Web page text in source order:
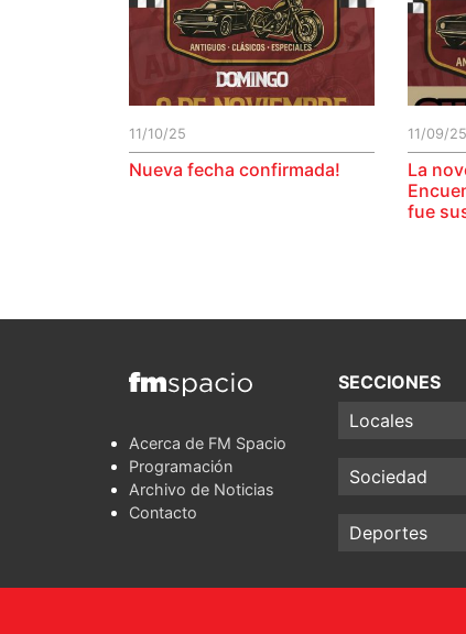
11/10/25
Nueva fecha confirmada!
11/09/25
La
fue
Acerca de FM Spacio
Programación
Archivo de Noticias
Contacto
SECCIONES
Locales
Sociedad
Deportes